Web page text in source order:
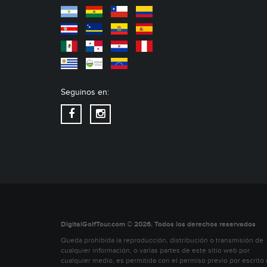
Seguinos en:
DigitalGolfTour.com © 2026. Todos los derechos reservados
Queda prohibida la reproducción, distribución o transmisión de
cualquier información, o varias partes de este sitio web por
cualquier medio, es permitida con el permiso previo por escrito